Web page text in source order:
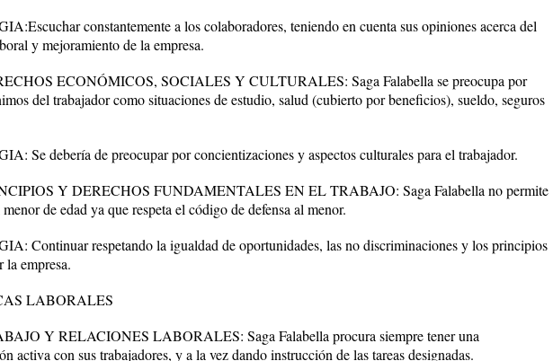
constantemente a los colaboradores, teniendo en cuenta sus opiniones acerca del
y mejoramiento de la empresa.
ECONÓMICOS, SOCIALES Y CULTURALES: Saga Falabella se preocupa por
del trabajador como situaciones de estudio, salud (cubierto por beneficios), sueldo, seguros
Se debería de preocupar por concientizaciones y aspectos culturales para el trabajador.
Y DERECHOS FUNDAMENTALES EN EL TRABAJO: Saga Falabella no permite
de edad ya que respeta el código de defensa al menor.
Continuar respetando la igualdad de oportunidades, las no discriminaciones y los principios
la empresa.
LABORALES
Y RELACIONES LABORALES: Saga Falabella procura siempre tener una
activa con sus trabajadores, y a la vez dando instrucción de las tareas designadas.